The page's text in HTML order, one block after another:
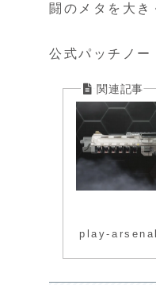
闘のメタを大き
公式パッチノー
play-